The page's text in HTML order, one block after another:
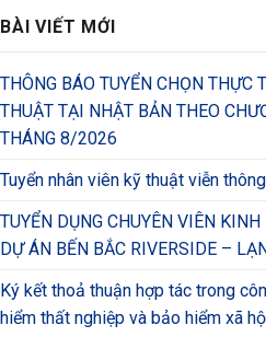
BÀI VIẾT MỚI
THÔNG BÁO TUYỂN CHỌN
THUẬT TẠI NHẬT BẢN THEO
THÁNG 8/2026
Tuyển nhân viên kỹ thuật viễn
TUYỂN DỤNG CHUYÊN VIÊN
DỰ ÁN BẾN BẮC RIVERSIDE –
Ký kết thoả thuận hợp tác trong
hiểm thất nghiệp và bảo hiểm xã